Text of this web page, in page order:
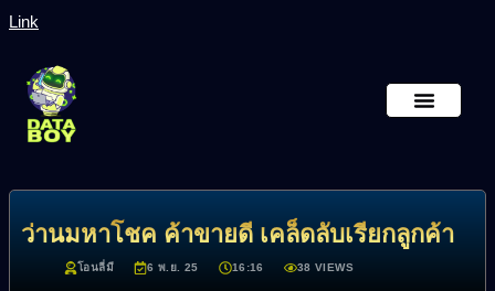
Link
ว่านมหาโชค ค้าขายดี เคล็ดลับเรียกลูกค้า
โอนลี่มี 6 พ.ย. 25 16:16 38 VIEWS